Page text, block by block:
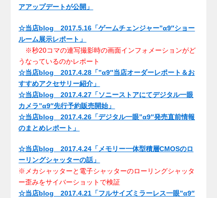
アアップデートが公開」
☆当店blog 2017.5.16「ゲームチェンジャー”α9″ショー
ルーム展示レポート」
※秒20コマの連写撮影時の画面インフォメーションがど
うなっているのかレポート
☆当店blog 2017.4.28「”α9″当店オーダーレポート＆お
すすめアクセサリー紹介」
☆当店blog 2017.4.27「ソニーストアにてデジタル一眼
カメラ”α9″先行予約販売開始」
☆当店blog 2017.4.26「デジタル一眼”α9″発売直前情報
のまとめレポート」
☆当店blog 2017.4.24「メモリー一体型積層CMOSのロ
ーリングシャッターの話」
※メカシャッターと電子シャッターのローリングシャッタ
ー歪みをサイバーショットで検証
☆当店blog 2017.4.21「フルサイズミラーレス一眼”α9″